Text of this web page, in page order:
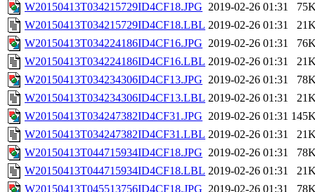
W20150413T034215729ID4CF18.JPG 2019-02-26 01:31
W20150413T034215729ID4CF18.LBL 2019-02-26 01:31
W20150413T034224186ID4CF16.JPG 2019-02-26 01:31
W20150413T034224186ID4CF16.LBL 2019-02-26 01:31
W20150413T034234306ID4CF13.JPG 2019-02-26 01:31
W20150413T034234306ID4CF13.LBL 2019-02-26 01:31
W20150413T034247382ID4CF31.JPG 2019-02-26 01:31
W20150413T034247382ID4CF31.LBL 2019-02-26 01:31
W20150413T044715934ID4CF18.JPG 2019-02-26 01:31
W20150413T044715934ID4CF18.LBL 2019-02-26 01:31
W20150413T045513756ID4CF18.JPG 2019-02-26 01:31